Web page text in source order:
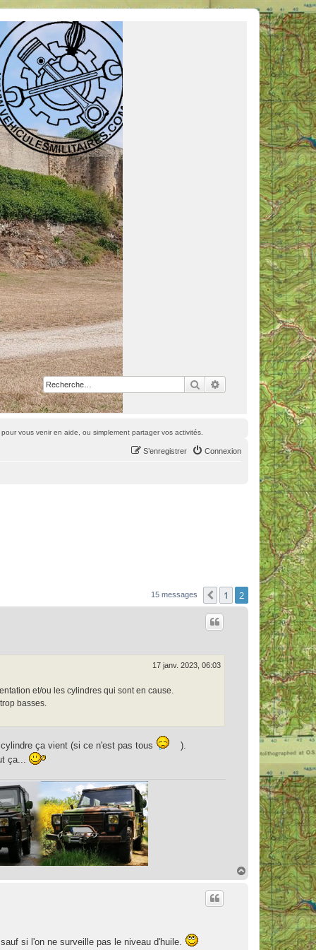
RechercherRecherche avancée
venir en aide, ou simplement partager vos activités.
vous venir en aide, ou simplement partager vos activités.
Connexion
S’enregistrer
15 messages Précédente
1 2
17 janv. 2023, 06:03
et/ou les cylindres qui sont en cause.
basses.
ça vient (si ce n'est pas tous
).
ça...
si l'on ne surveille pas le niveau d'huile.